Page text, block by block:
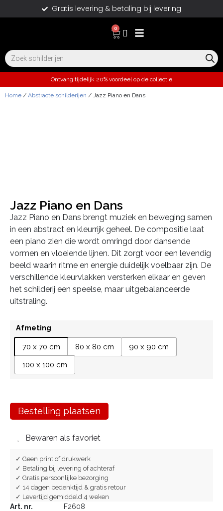
Gratis levering & betaling bij levering
0
Ontvang tijdelijk 20% voordeel op de collectie
Home / Abstracte schilderijen / Jazz Piano en Dans
Jazz Piano en Dans
Jazz Piano en Dans brengt muziek en beweging samen
in een abstract en kleurrijk geheel. De compositie laat
een piano zien die wordt omringd door dansende
vormen en vloeiende lijnen. Dit zorgt voor een levendig
beeld waarin ritme en energie duidelijk voelbaar zijn. De
verschillende kleurvlakken versterken elkaar en geven
het schilderij een speelse, maar uitgebalanceerde
uitstraling.
Afmeting
70 x 70 cm 80 x 80 cm
90 x 90 cm
100 x 100 cm
Bestelling plaatsen
Bewaren als favoriet
✓ Geen print of drukwerk
✓ Betaling bij levering of achteraf
✓ Gratis persoonlijke bezorging
✓ 14 dagen bedenktijd & gratis retour
✓ Levertijd gemiddeld 4 weken
Art. nr.
F2608